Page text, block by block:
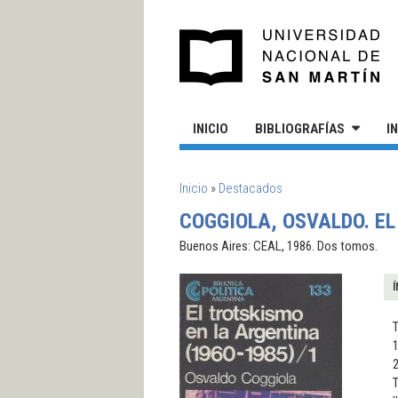
INICIO BIBLIOGRAFÍAS
SE ENCUENTRA USTED AQUÍ
Inicio » Destacados
COGGIOLA, OSVALDO.
Buenos Aires: CEAL, 1986. Dos tomos.